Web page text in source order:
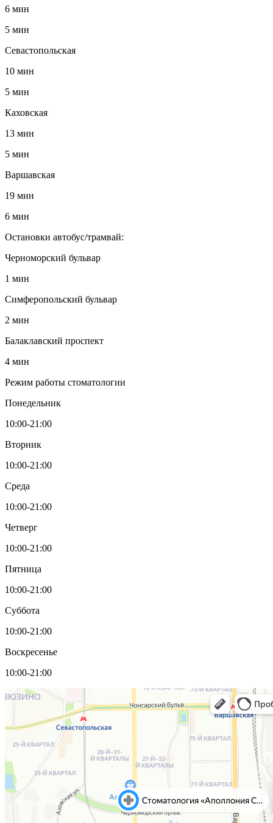
6 мин
5 мин
Севастопольская
10 мин
5 мин
Каховская
13 мин
5 мин
Варшавская
19 мин
6 мин
Остановки автобус/трамвай:
Черноморский бульвар
1 мин
Симферопольский бульвар
2 мин
Балаклавский проспект
4 мин
Режим работы стоматологии
Понедельник
10:00-21:00
Вторник
10:00-21:00
Среда
10:00-21:00
Четверг
10:00-21:00
Пятница
10:00-21:00
Суббота
10:00-21:00
Воскресенье
10:00-21:00